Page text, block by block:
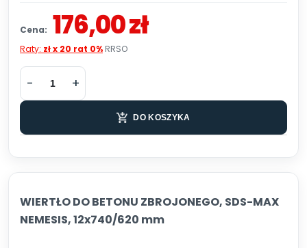
Cena: 176,00 zł
Raty: zł x 20 rat 0% RRSO
DO KOSZYKA
WIERTŁO DO BETONU ZBROJONEGO, SDS-MAX
NEMESIS, 12x740/620 mm